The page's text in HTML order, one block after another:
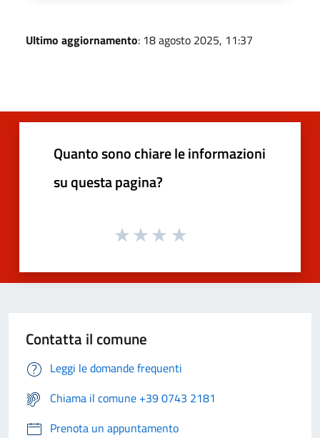
Ultimo aggiornamento: 18 agosto 2025, 11:37
Quanto sono chiare le informazioni
su questa pagina?
Contatta il comune
Leggi le domande frequenti
Chiama il comune +39 0743 2181
Prenota un appuntamento